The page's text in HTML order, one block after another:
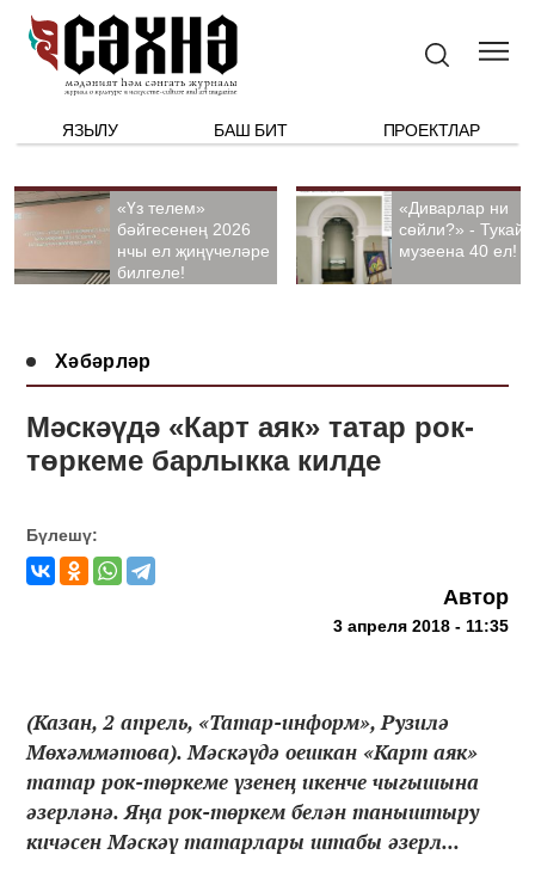
ЯЗЫЛУ БАШ БИТ ПРОЕКТЛАР
«Үз телем»
бәйгесенең 2026
нчы ел җиңүчеләре
билгеле!
«Диварлар ни
сөйли?» - Тукай
музеена 40 ел!
Хәбәрләр
Мәскәүдә «Карт аяк» татар рок-
төркеме барлыкка килде
Бүлешү:
Автор
3 апреля 2018 - 11:35
(Казан, 2 апрель, «Татар-информ», Рузилә
Мөхәммәтова). Мәскәүдә оешкан «Карт аяк»
татар рок-төркеме үзенең икенче чыгышына
әзерләнә. Яңа рок-төркем белән таныштыру
кичәсен Мәскәү татарлары штабы әзерл...